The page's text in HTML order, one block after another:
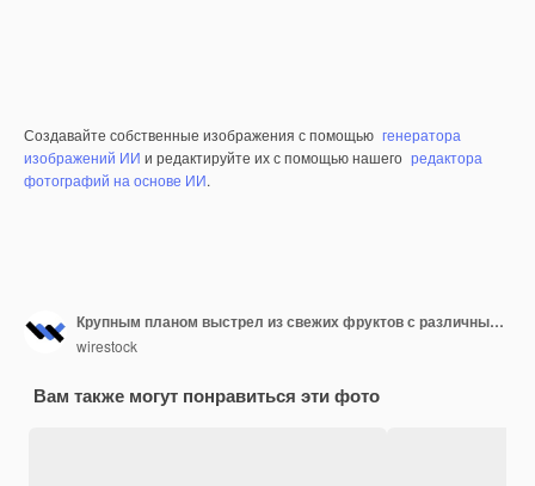
Создавайте собственные изображения с помощью генератора
изображений ИИ и редактируйте их с помощью нашего редактора
фотографий на основе ИИ.
Крупным планом выстрел из свежих фруктов с различными лекарствами на деревянной ложке
wirestock
Вам также могут понравиться эти фото